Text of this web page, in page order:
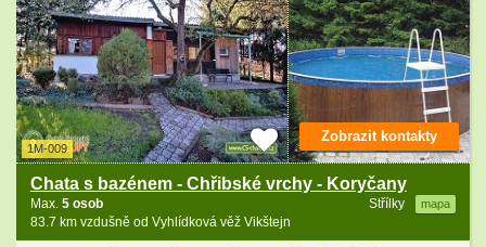
1M-009
Chata s bazénem - Chřibské vrchy - Koryčany
Střílky mapa
Max. 5 osob
83.7 km vzdušně od Vyhlídková věž Vikštejn
Zobrazit kontakty